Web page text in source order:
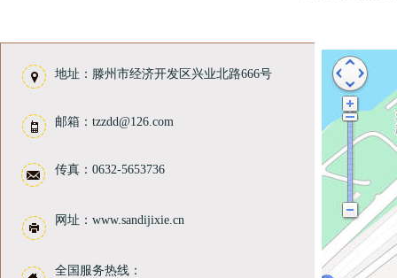
地址：滕州市经济开发区兴业北路666号
邮箱：tzzdd@126.com
传真：0632-5653736
网址：www.sandijixie.cn
全国服务热线：